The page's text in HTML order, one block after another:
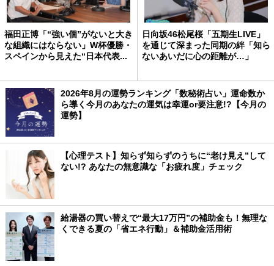
福田正博「“強い個”がないと大き
な組織にはならない」W杯優勝・
スペインから見えた“日本代表...
日向坂46松尾桜「五期生LIVE」
を通じて深まった同期の絆「知ら
ないあいだに心の距離が…」
2026年8月の運勢ランキング「数秘術占い」運命数か
ら導く今月のあなたの運気は幸運or要注意!?【今月の
運勢】
【心理テスト】知らず知らずのうちに“老け見え”して
ない!? あなたの無意識な「お疲れ度」チェック
給湯器の買い替えで“最大17万円”の補助金も！無理な
くできる夏の「省エネ行動」＆補助金活用術